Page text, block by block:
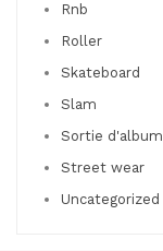
Rnb
Roller
Skateboard
Slam
Sortie d'album
Street wear
Uncategorized